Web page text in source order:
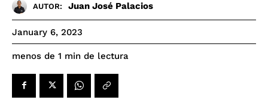
AUTOR: Juan José Palacios
January 6, 2023
menos de 1 min de lectura